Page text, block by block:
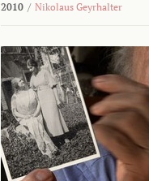
2010 / Nikolaus Geyrhalter